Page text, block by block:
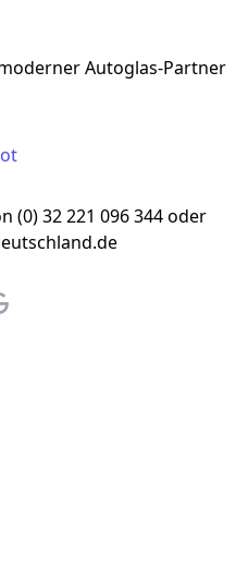
Autoglas-Partner
(0) 32 221 096 344 oder
Business Profile